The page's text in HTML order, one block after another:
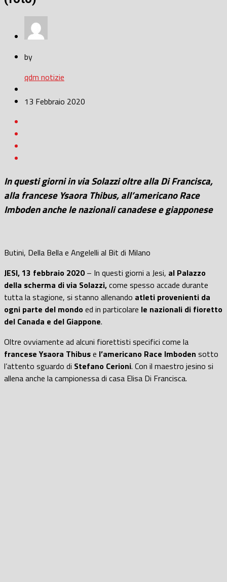
by
qdm notizie
13 Febbraio 2020
In questi giorni in via Solazzi oltre alla Di Francisca,
alla francese Ysaora Thibus, all’americano Race
Imboden anche le nazionali canadese e giapponese
Butini, Della Bella e Angelelli al Bit di Milano
JESI, 13 febbraio 2020– In questi giorni a Jesi, al Palazzo
della scherma di via Solazzi,come spesso accade durante
tutta la stagione, si stanno allenando atleti provenienti da
ogni parte del mondoed in particolare le nazionali di fioretto
del Canada e del Giappone.
Oltre ovviamente ad alcuni fiorettisti specifici come la
francese Ysaora Thibuse l’americano Race Imboden sotto
l’attento sguardo di Stefano Cerioni. Con il maestro jesino si
allena anche la campionessa di casa Elisa Di Francisca.